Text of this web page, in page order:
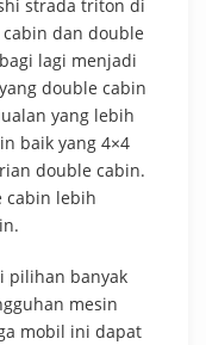
strada triton di
dan double
lagi menjadi
double cabin
yang lebih
baik yang 4×4
double cabin.
cabin lebih
pilihan banyak
mesin
mobil ini dapat